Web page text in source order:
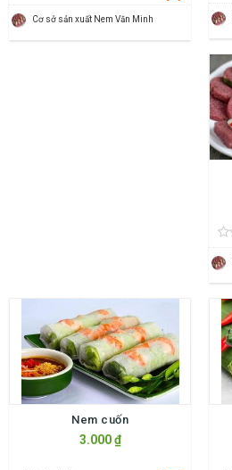
Cơ sở sản xuất Nem Văn Minh
Nem cuốn
3.000 ₫